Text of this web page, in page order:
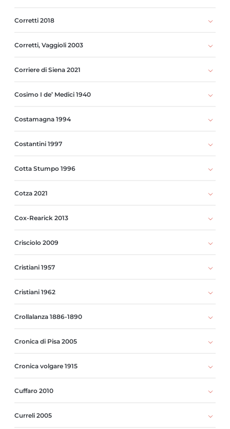
Corretti 2018
Corretti, Vaggioli 2003
Corriere di Siena 2021
Cosimo I de’ Medici 1940
Costamagna 1994
Costantini 1997
Cotta Stumpo 1996
Cotza 2021
Cox-Rearick 2013
Crisciolo 2009
Cristiani 1957
Cristiani 1962
Crollalanza 1886-1890
Cronica di Pisa 2005
Cronica volgare 1915
Cuffaro 2010
Curreli 2005